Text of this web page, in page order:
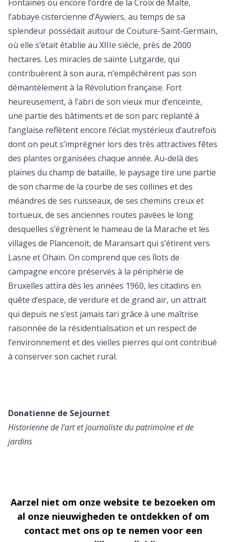
Fontaines ou encore l’ordre de la Croix de Malte,
l’abbaye cistercienne d’Aywiers, au temps de sa
splendeur possédait autour de Couture-Saint-Germain,
où elle s’était établie au XIIIe siècle, près de 2000
hectares. Les miracles de sainte Lutgarde, qui
contribuèrent à son aura, n’empêchèrent pas son
démantèlement à la Révolution française. Fort
heureusement, à l’abri de son vieux mur d’enceinte,
une partie des bâtiments et de son parc replanté à
l’anglaise reflètent encore l’éclat mystérieux d’autrefois
dont on peut s’imprégner lors des très attractives fêtes
des plantes organisées chaque année. Au-delà des
plaines du champ de bataille, le paysage tire une partie
de son charme de la courbe de ses collines et des
méandres de ses ruisseaux, de ses chemins creux et
tortueux, de ses anciennes routes pavées le long
desquelles s’égrènent le hameau de la Marache et les
villages de Plancenoit, de Maransart qui s’étirent vers
Lasne et Ohain. On comprend que ces îlots de
campagne encore préservés à la périphérie de
Bruxelles attira dès les années 1960, les citadins en
quête d’espace, de verdure et de grand air, un attrait
qui depuis ne s’est jamais tari grâce à une maîtrise
raisonnée de la résidentialisation et un respect de
l’environnement et des vielles pierres qui ont contribué
à conserver son cachet rural.
Donatienne de Sejournet
Historienne de l’art et journaliste du patrimoine et de
jardins
Aarzel niet om onze website te bezoeken om
al onze nieuwigheden te ontdekken of om
contact met ons op te nemen voor een